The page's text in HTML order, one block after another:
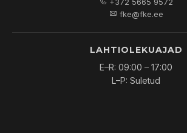
fke@fke.ee
LAHTIOLEKUAJAD
E–R: 09:00 – 17:00
L–P: Suletud